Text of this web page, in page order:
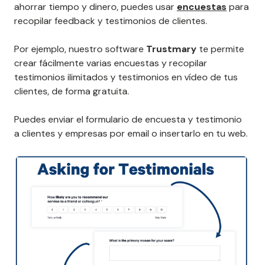
ahorrar tiempo y dinero, puedes usar encuestas para
recopilar feedback y testimonios de clientes.
Por ejemplo, nuestro software Trustmary te permite
crear fácilmente varias encuestas y recopilar
testimonios ilimitados y testimonios en vídeo de tus
clientes, de forma gratuita.
Puedes enviar el formulario de encuesta y testimonio
a clientes y empresas por email o insertarlo en tu web.